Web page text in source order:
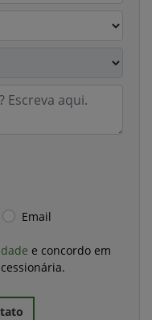
Email
e concordo em